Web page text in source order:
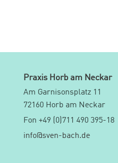
Praxis Horb am Neckar
Am Garnisonsplatz 11
72160 Horb am Neckar
Fon +49 (0)711 490 395-18
info@sven-bach.de